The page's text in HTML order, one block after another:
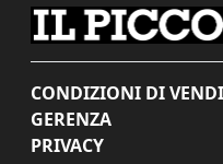
CONDIZIONI DI
GERENZA
PRIVACY